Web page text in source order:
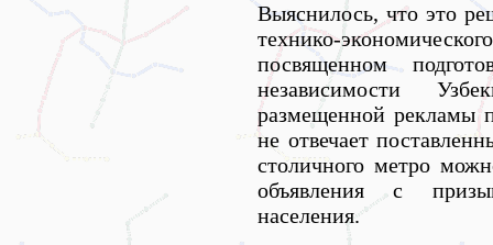
Выяснилось, что это
технико-
посвященном
независимости
размещенной рекламы
не отвечает
столичного метро
объявления с
населения.